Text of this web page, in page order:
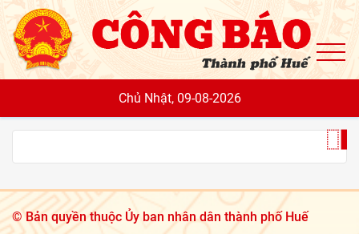
Chủ Nhật, 09-08-2026
©Bản quyền thuộc Ủy ban nhân dân thành phố Huế